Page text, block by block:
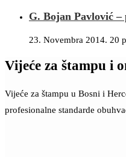
G. Bojan Pavlović –
23. Novembra 2014. 20
Vijeće za štampu i
Vijeće za štampu u Bosni i
profesionalne standarde